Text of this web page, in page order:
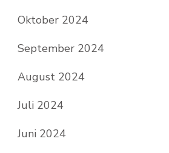
Oktober 2024
September 2024
August 2024
Juli 2024
Juni 2024